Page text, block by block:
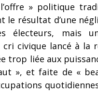
» politique
le résultat d’une
électeurs, mais
cri civique lancé à la
trop liée aux
», et faite de «